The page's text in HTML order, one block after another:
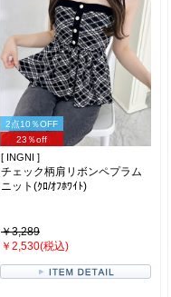
2点10％OFF
23％off
[ INGNI ]
チェック柄肩リボンペプラム
ニット(ｸﾛ/ｵﾌﾎﾜｲﾄ)
￥3,289
￥2,530(税込)